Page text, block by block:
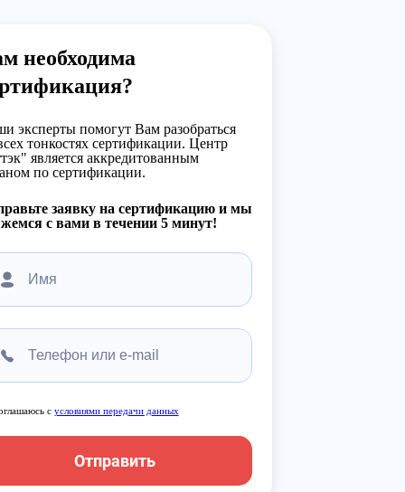
необходима
эксперты помогут Вам разобраться
тонкостях сертификации. Центр
является аккредитованным
по сертификации.
заявку на сертификацию и мы
с вами в течении 5 минут!
с условиями передачи данных
Отправить